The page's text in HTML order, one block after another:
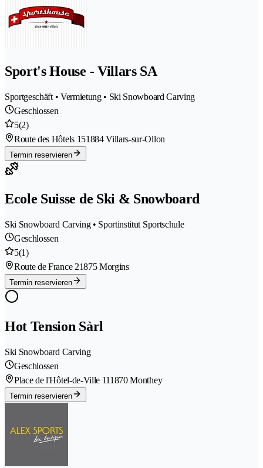
Sport's House - Villars SA
Sportgeschäft • Vermietung • Ski Snowboard Carving
Geschlossen
5(2)
Route des Hôtels 151884 Villars-sur-Ollon
Termin reservieren
Ecole Suisse de Ski & Snowboard
Ski Snowboard Carving • Sportinstitut Sportschule
Geschlossen
5(1)
Route de France 21875 Morgins
Termin reservieren
Hot Tension Sàrl
Ski Snowboard Carving
Geschlossen
Place de l'Hôtel-de-Ville 111870 Monthey
Termin reservieren